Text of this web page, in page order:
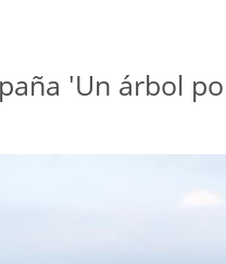
'Un árbol